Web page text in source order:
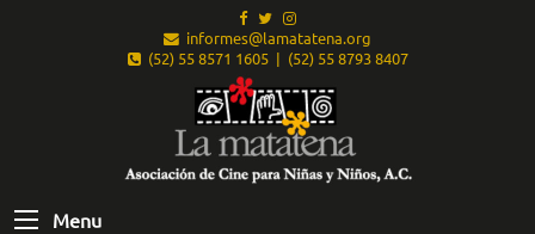
informes@lamatatena.org
(52) 55 8571 1605 | (52) 55 8793 8407
Menu